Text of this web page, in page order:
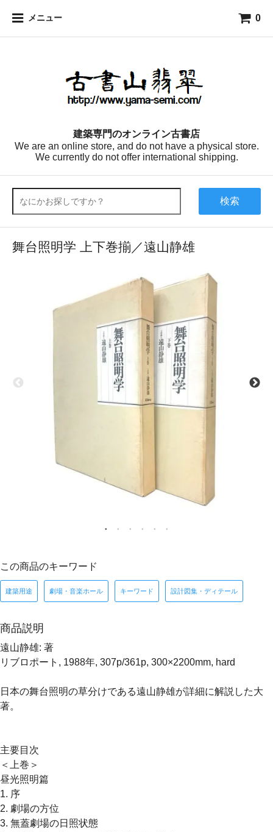
メニュー 0
建築専門のオンライン古書店
We are an online store, and do not have a physical store.
We currently do not offer international shipping.
検索
舞台照明学 上下巻揃／遠山静雄
この商品のキーワード
建築用途 劇場・音楽ホール キーワード 設計図集・ディテール
商品説明
遠山静雄: 著
リブロポート, 1988年, 307p/361p, 300×2200mm, hard
日本の舞台照明の草分けである遠山静雄が詳細に解説した大
著。
主要目次
＜上巻＞
昼光照明篇
1. 序
2. 劇場の方位
3. 無蓋劇場の日照状態